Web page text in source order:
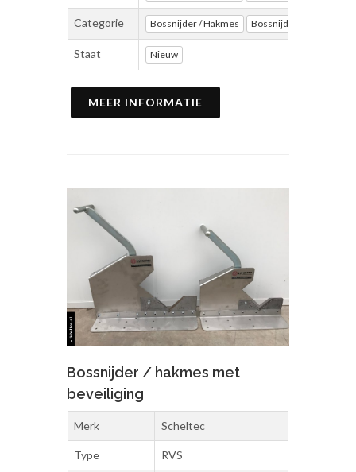
Categorie Bossnijder / Hakmes Bossnijdertafel /
Staat Nieuw
MEER INFORMATIE
Bossnijder / hakmes met
beveiliging
Merk Scheltec
Type RVS